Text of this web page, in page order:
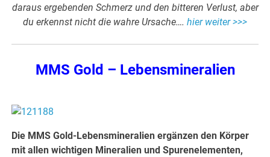
daraus ergebenden Schmerz und den bitteren Verlust, aber
du erkennst nicht die wahre Ursache…. hier weiter >>>
MMS Gold – Lebensmineralien
Die MMS Gold-Lebensmineralien ergänzen den Körper
mit allen wichtigen Mineralien und Spurenelementen,